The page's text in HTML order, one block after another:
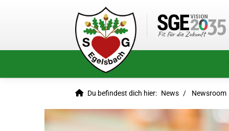
Du befindest dich hier: News Newsroom